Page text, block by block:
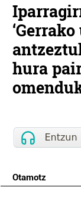
hura
Otamotz